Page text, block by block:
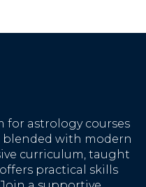
for astrology courses
with modern
curriculum, taught
practical skills